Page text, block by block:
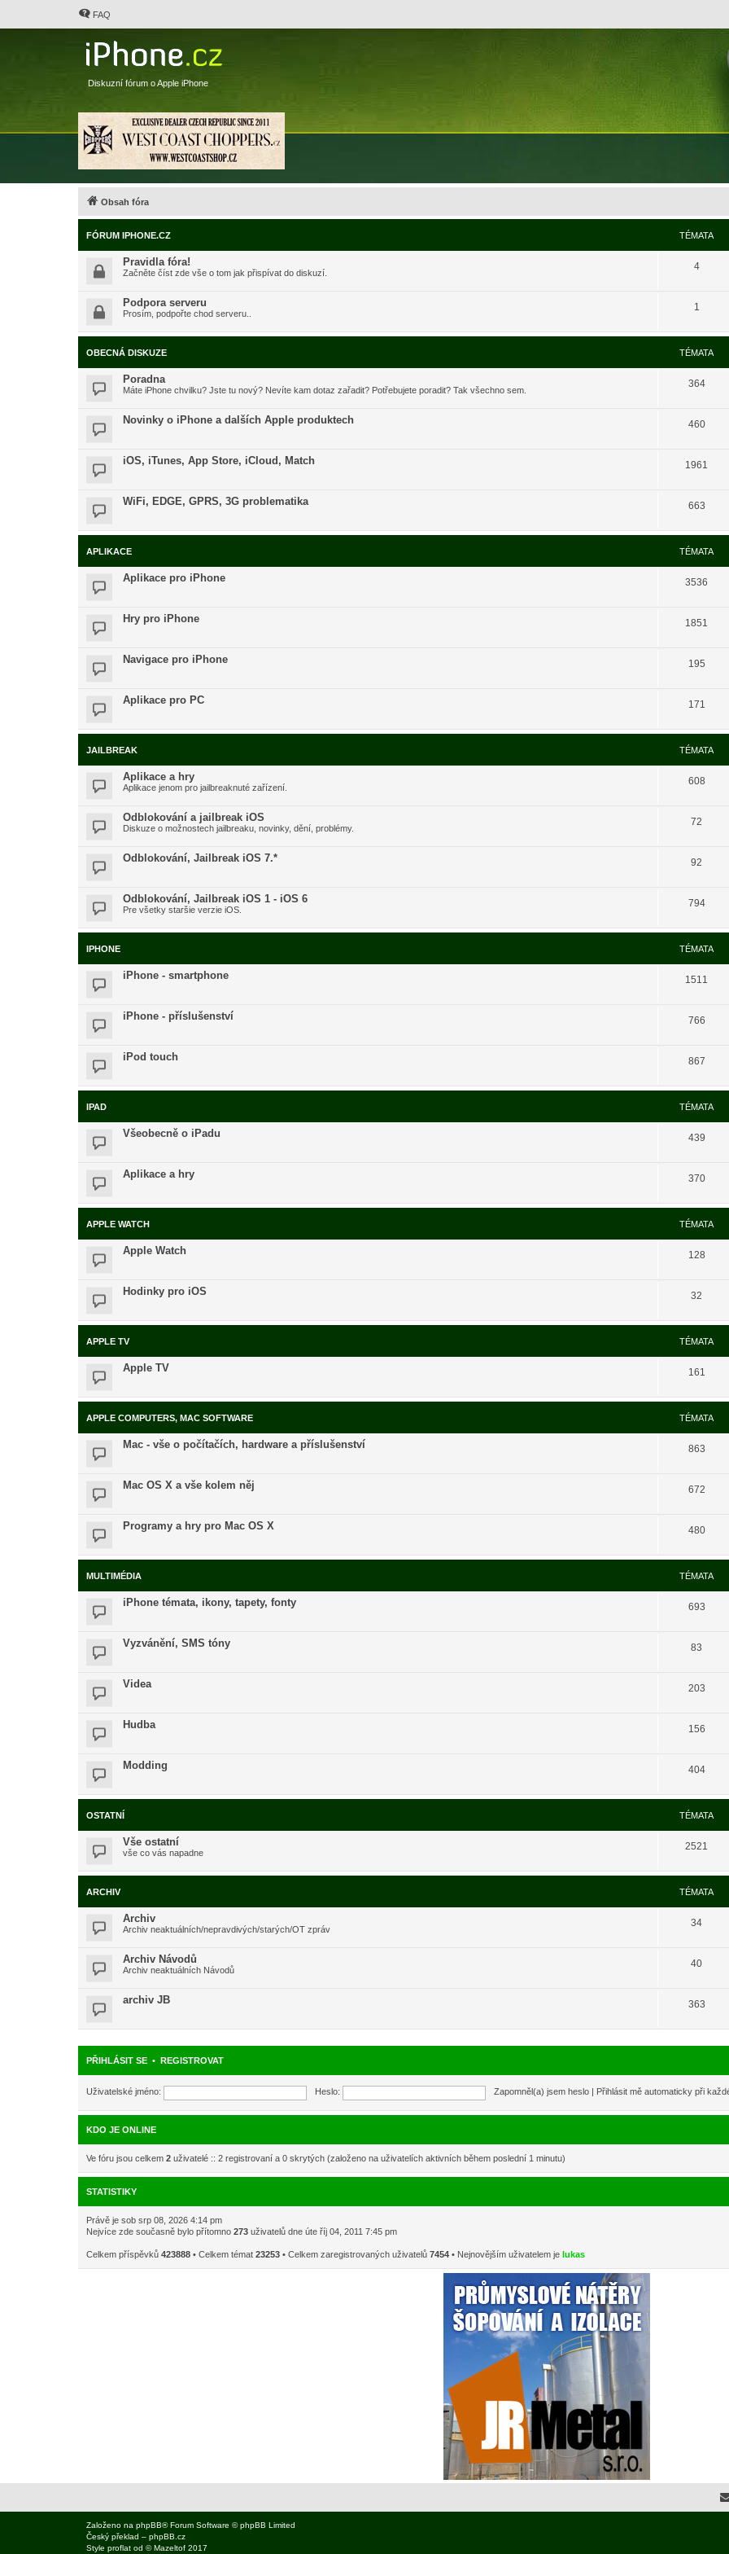
FAQ
Diskuzní fórum o Apple iPhone
Obsah fóra
FÓRUM IPHONE.CZ TÉMATA
Pravidla fóra!
Začněte číst zde vše o tom jak přispívat do diskuzí.
4
Podpora serveru
Prosím, podpořte chod serveru..
1
OBECNÁ DISKUZE TÉMATA
Poradna
Máte iPhone chvilku? Jste tu nový? Nevíte kam dotaz zařadit? Potřebujete poradit? Tak všechno sem.
364
Novinky o iPhone a dalších Apple produktech 460
iOS, iTunes, App Store, iCloud, Match 1961
WiFi, EDGE, GPRS, 3G problematika 663
APLIKACE TÉMATA
Aplikace pro iPhone 3536
Hry pro iPhone 1851
Navigace pro iPhone 195
Aplikace pro PC 171
JAILBREAK TÉMATA
Aplikace a hry
Aplikace jenom pro jailbreaknuté zařízení.
608
Odblokování a jailbreak iOS
Diskuze o možnostech jailbreaku, novinky, dění, problémy.
72
Odblokování, Jailbreak iOS 7.* 92
Odblokování, Jailbreak iOS 1 - iOS 6
Pre všetky staršie verzie iOS.
794
IPHONE TÉMATA
iPhone - smartphone 1511
iPhone - příslušenství 766
iPod touch 867
IPAD TÉMATA
Všeobecně o iPadu 439
Aplikace a hry 370
APPLE WATCH TÉMATA
Apple Watch 128
Hodinky pro iOS 32
APPLE TV TÉMATA
Apple TV 161
APPLE COMPUTERS, MAC SOFTWARE TÉMATA
Mac - vše o počítačích, hardware a příslušenství 863
Mac OS X a vše kolem něj 672
Programy a hry pro Mac OS X 480
MULTIMÉDIA TÉMATA
iPhone témata, ikony, tapety, fonty 693
Vyzvánění, SMS tóny 83
Videa 203
Hudba 156
Modding 404
OSTATNÍ TÉMATA
Vše ostatní
vše co vás napadne
2521
ARCHIV TÉMATA
Archiv
Archiv neaktuálních/nepravdivých/starých/OT zpráv
34
Archiv Návodů
Archiv neaktuálních Návodů
40
archiv JB 363
PŘIHLÁSIT SE • REGISTROVAT
Uživatelské jméno: Heslo: Zapomněl(a) jsem heslo Přihlásit mě automaticky při
KDO JE ONLINE
Ve fóru jsou celkem 2 uživatelé :: 2 registrovaní a 0 skrytých (založeno na uživatelích aktivních během poslední 1 minutu)
STATISTIKY
Právě je sob srp 08, 2026 4:14 pm
Nejvíce zde současně bylo přítomno 273 uživatelů dne úte říj 04, 2011 7:45 pm
Celkem příspěvků 423888 • Celkem témat 23253 • Celkem zaregistrovaných uživatelů 7454 • Nejnovějším uživatelem je lukas
Založeno na phpBB® Forum Software © phpBB Limited
Český překlad – phpBB.cz
Style proflat od ©Mazeltof 2017